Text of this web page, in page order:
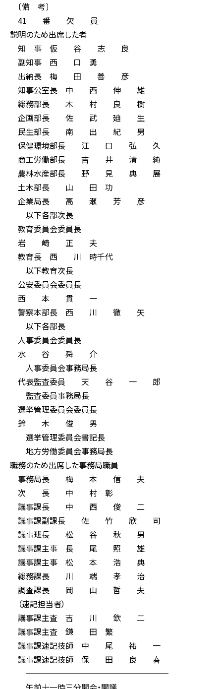
〔備 考〕
41 番 欠 員
説明のため出席した者
知 事 仮 谷 志 良
副知事 西 口 勇
出納長 梅 田 善 彦
知事公室長 中 西 伸 雄
総務部長 木 村 良 樹
企画部長 佐 武 廸 生
民生部長 南 出 紀 男
保健環境部長 江 口 弘 久
商工労働部長 吉 井 清 純
農林水産部長 野 見 典 展
土木部長 山 田 功
企業局長 高 瀬 芳 彦
以下各部次長
教育委員会委員長
岩 崎 正 夫
教育長 西 川 時千代
以下教育次長
公安委員会委員長
西 本 貫 一
警察本部長 西 川 徹 矢
以下各部長
人事委員会委員長
水 谷 舜 介
人事委員会事務局長
代表監査委員 天 谷 一 郎
監査委員事務局長
選挙管理委員会委員長
鈴 木 俊 男
選挙管理委員会書記長
地方労働委員会事務局長
職務のため出席した事務局職員
事務局長 梅 本 信 夫
次 長 中 村 彰
議事課長 中 西 俊 二
議事課副課長 佐 竹 欣 司
議事班長 松 谷 秋 男
議事課主事 長 尾 照 雄
議事課主事 松 本 浩 典
総務課長 川 端 孝 治
調査課長 岡 山 哲 夫
（速記担当者）
議事課主査 吉 川 欽 二
議事課主査 鎌 田 繁
議事課速記技師 中 尾 祐 一
議事課速記技師 保 田 良 春
──────────────────